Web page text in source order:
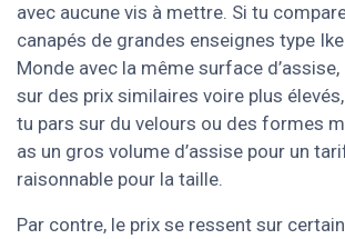
avec aucune vis à mettre. Si tu
canapés de grandes enseignes type
Monde avec la même surface
sur des prix similaires voire plus
tu pars sur du velours ou des formes
as un gros volume d’assise pour un
raisonnable pour la taille.
Par contre, le prix se ressent sur